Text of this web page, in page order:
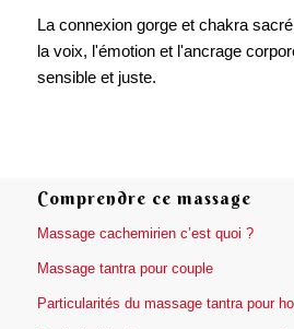
La connexion gorge et chakra
la voix, l'émotion et l'ancrage
sensible et juste.
Comprendre ce massage
Massage cachemirien c’est quoi ?
Massage tantra pour couple
Particularités du massage tantra pour